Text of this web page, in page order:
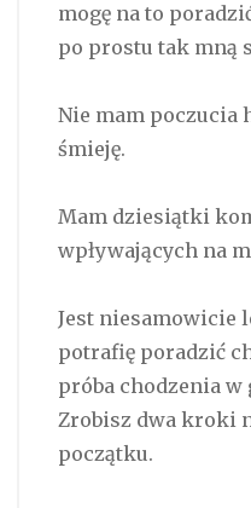
mogę na to
po prostu tak mną
Nie mam poczucia
śmieję.
Mam dziesiątki
wpływających na
Jest niesamowicie
potrafię poradzić
próba chodzenia w
Zrobisz dwa kroki
początku.